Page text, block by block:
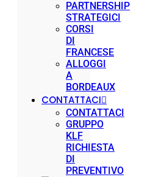
PARTNERSHIP
STRATEGICI
CORSI
DI
FRANCESE
ALLOGGI
A
BORDEAUX
CONTATTACI
CONTATTACI
GRUPPO
KLF
RICHIESTA
DI
PREVENTIVO